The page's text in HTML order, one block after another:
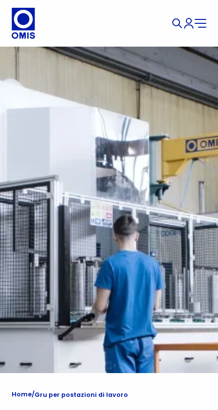
Home Gru per postazioni di lavoro